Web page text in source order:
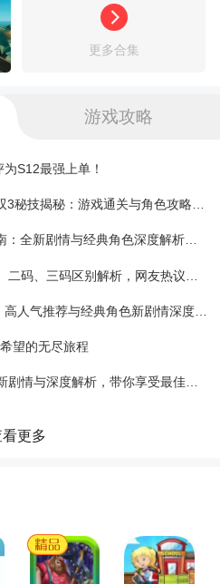
战需求得到更加良好的操作
要将会到自己的房间内进行
挑战乐趣，游戏内的作战风
升，还需要作战更为新的武
版亮点
玩家的冒险得到更为全面的
家需要前往小岛内上的各个
更多合集
游戏攻略
S12最强上单！
真三国无双3秘籍-真三国无双3秘技揭秘：游戏通关与角色攻略全解析
飞快影视APP最新版安装指南：全新剧情与经典角色深度解析，带你体验极致观影快感
望的无尽旅程
更多